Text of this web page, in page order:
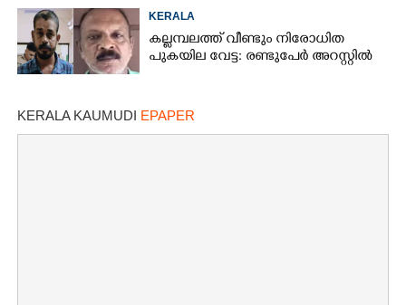
KERALA
കല്ലമ്പലത്ത് വീണ്ടും നിരോധിത
പുകയില വേട്ട: രണ്ടുപേർ അറസ്റ്റിൽ
KERALA KAUMUDI EPAPER